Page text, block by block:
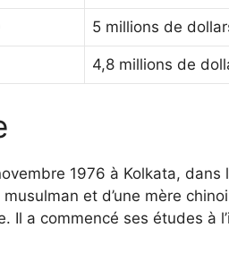
5 millions de
4,8 millions de
1976 à Kolkata, dans
musulman et d’une mère
Il a commencé ses études à